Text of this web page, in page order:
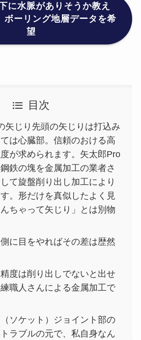
に水脈がありそうか教え
ボーリング地層データを希
望
目次
矢じり先頭の矢じりは打込み
は心臓部。信頼のおける高
が求められます。矢太郎Pro
鉄の塊を金属加工の業者さ
て旋盤削り出し加工により
。形だけを真似したよく見
ちゃって矢じり」とは別物
に目をやればその差は歴然
度は削り出しでないと出せ
職人さんによる金属加工で
ソケット）ジョイント部の
ラブルの元で、私自身なん